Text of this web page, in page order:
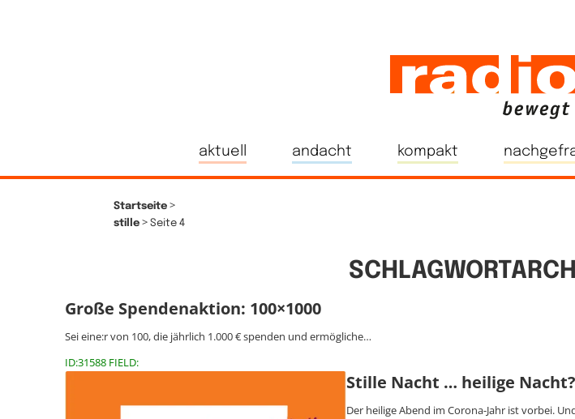
aktuell andacht kompakt
Startseite >
stille > Seite 4
Große Spendenaktion: 100×1000
Sei eine:r von 100, die jährlich 1.000 € spenden und ermögliche…
ID:31588 FIELD:
Stille Nacht … heilige Nacht?
Der heilige Abend im Corona-Jahr ist vorbei.